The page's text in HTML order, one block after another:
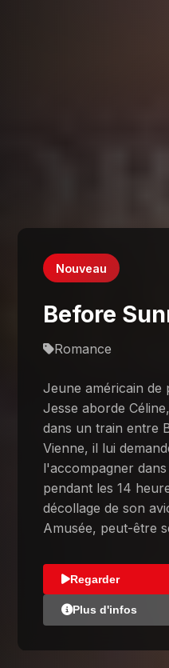
Nouveau
Before
Romance
Jeune américain de
Jesse aborde
dans un train entre
Vienne, il lui
l'accompagner
pendant les 14
décollage de son
Amusée, peut-être
Regarder
Plus d'infos